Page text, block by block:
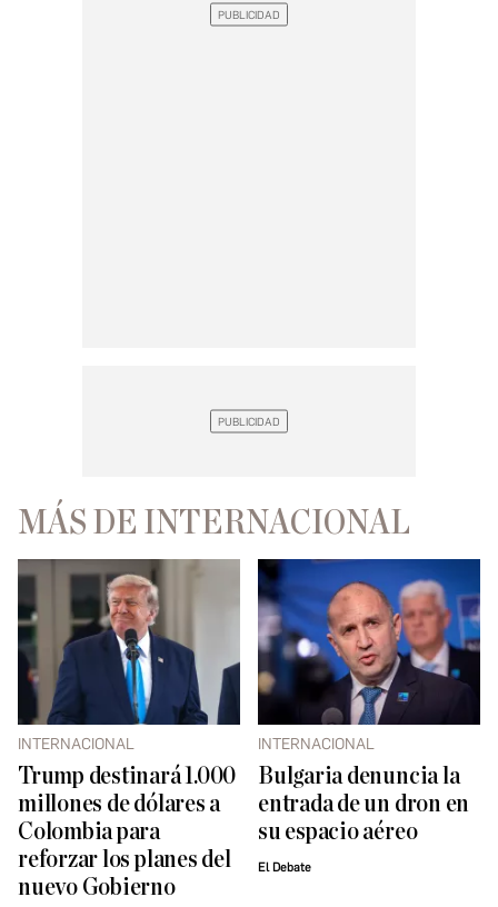
MÁS DE INTERNACIONAL
INTERNACIONAL
Trump destinará 1.000
millones de dólares a
Colombia para
reforzar los planes del
nuevo Gobierno
INTERNACIONAL
Bulgaria denuncia la
entrada de un dron en
su espacio aéreo
El Debate